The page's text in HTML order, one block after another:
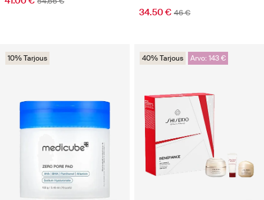
34.50 € 46 €
10% Tarjous 40% Tarjous Arvo: 143 €